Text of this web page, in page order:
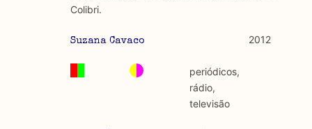
Colibri.
Suzana Cavaco 2012
periódicos,
rádio,
televisão